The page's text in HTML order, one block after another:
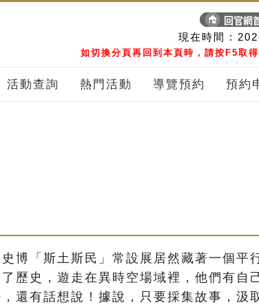
現在時間 :
如切換分頁再回到本頁時，請按F5取
活動查詢 熱門活動 導覽預約 預約
博「斯土斯民」常設展居然藏著一個平
歷史，遊走在異時空場域裡，他們有自
還有話想說！據說，只要採集故事，汲